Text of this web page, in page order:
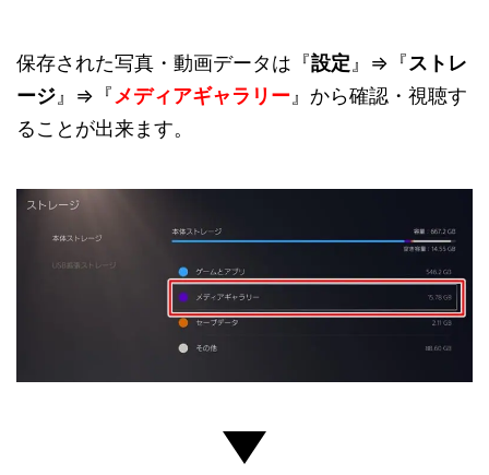
保存された写真・動画データは『設定』⇒『ストレ
ージ』⇒『メディアギャラリー』から確認・視聴す
ることが出来ます。